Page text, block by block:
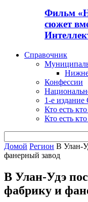
Фильм
сюжет
Справочник
Конфессии
1-е издание
Кто есть
Кто есть
Домой Регион В Улан-
фанерный завод
В Улан-Удэ
фабрику и